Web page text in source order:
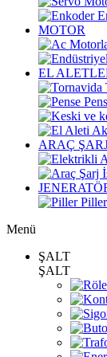
MOTOR
EL
ARAÇ
Piller
Menü
ŞALT
ŞALT